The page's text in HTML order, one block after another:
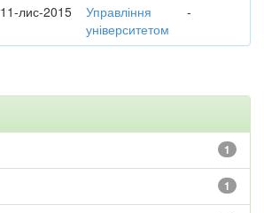
11-лис-2015
Управління
університетом
-
1
1